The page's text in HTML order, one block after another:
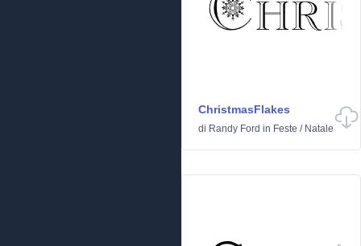
ChristmasFlakes
di Randy Ford in Feste / Natale